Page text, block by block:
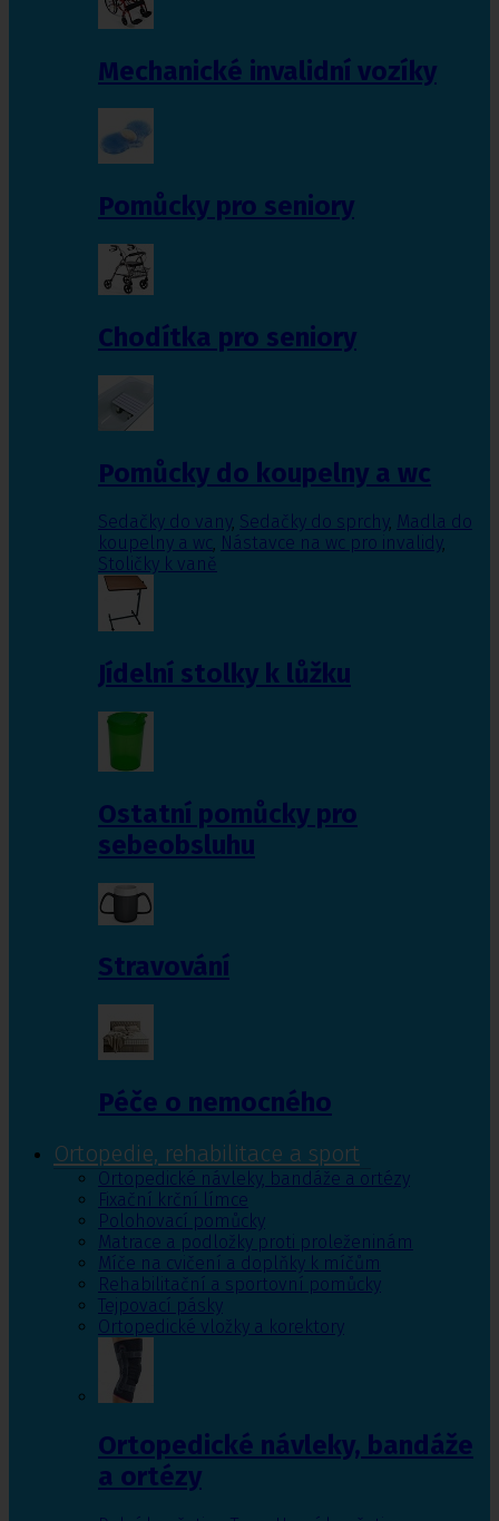
Mechanické invalidní vozíky
Pomůcky pro seniory
Chodítka pro seniory
Pomůcky do koupelny a wc
Sedačky do vany, Sedačky do sprchy, Madla do
koupelny a wc, Nástavce na wc pro invalidy,
Stoličky k vaně
Jídelní stolky k lůžku
Ostatní pomůcky pro
sebeobsluhu
Stravování
Péče o nemocného
Ortopedie, rehabilitace a sport
Ortopedické návleky, bandáže a ortézy
Fixační krční límce
Polohovací pomůcky
Matrace a podložky proti proleženinám
Míče na cvičení a doplňky k míčům
Rehabilitační a sportovní pomůcky
Tejpovací pásky
Ortopedické vložky a korektory
Ortopedické návleky, bandáže
a ortézy